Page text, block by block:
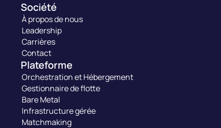
Société
À propos de nous
Leadership
Carrières
Contact
Plateforme
Orchestration et Hébergement
Gestionnaire de flotte
Bare Metal
Infrastructure gérée
Matchmaking